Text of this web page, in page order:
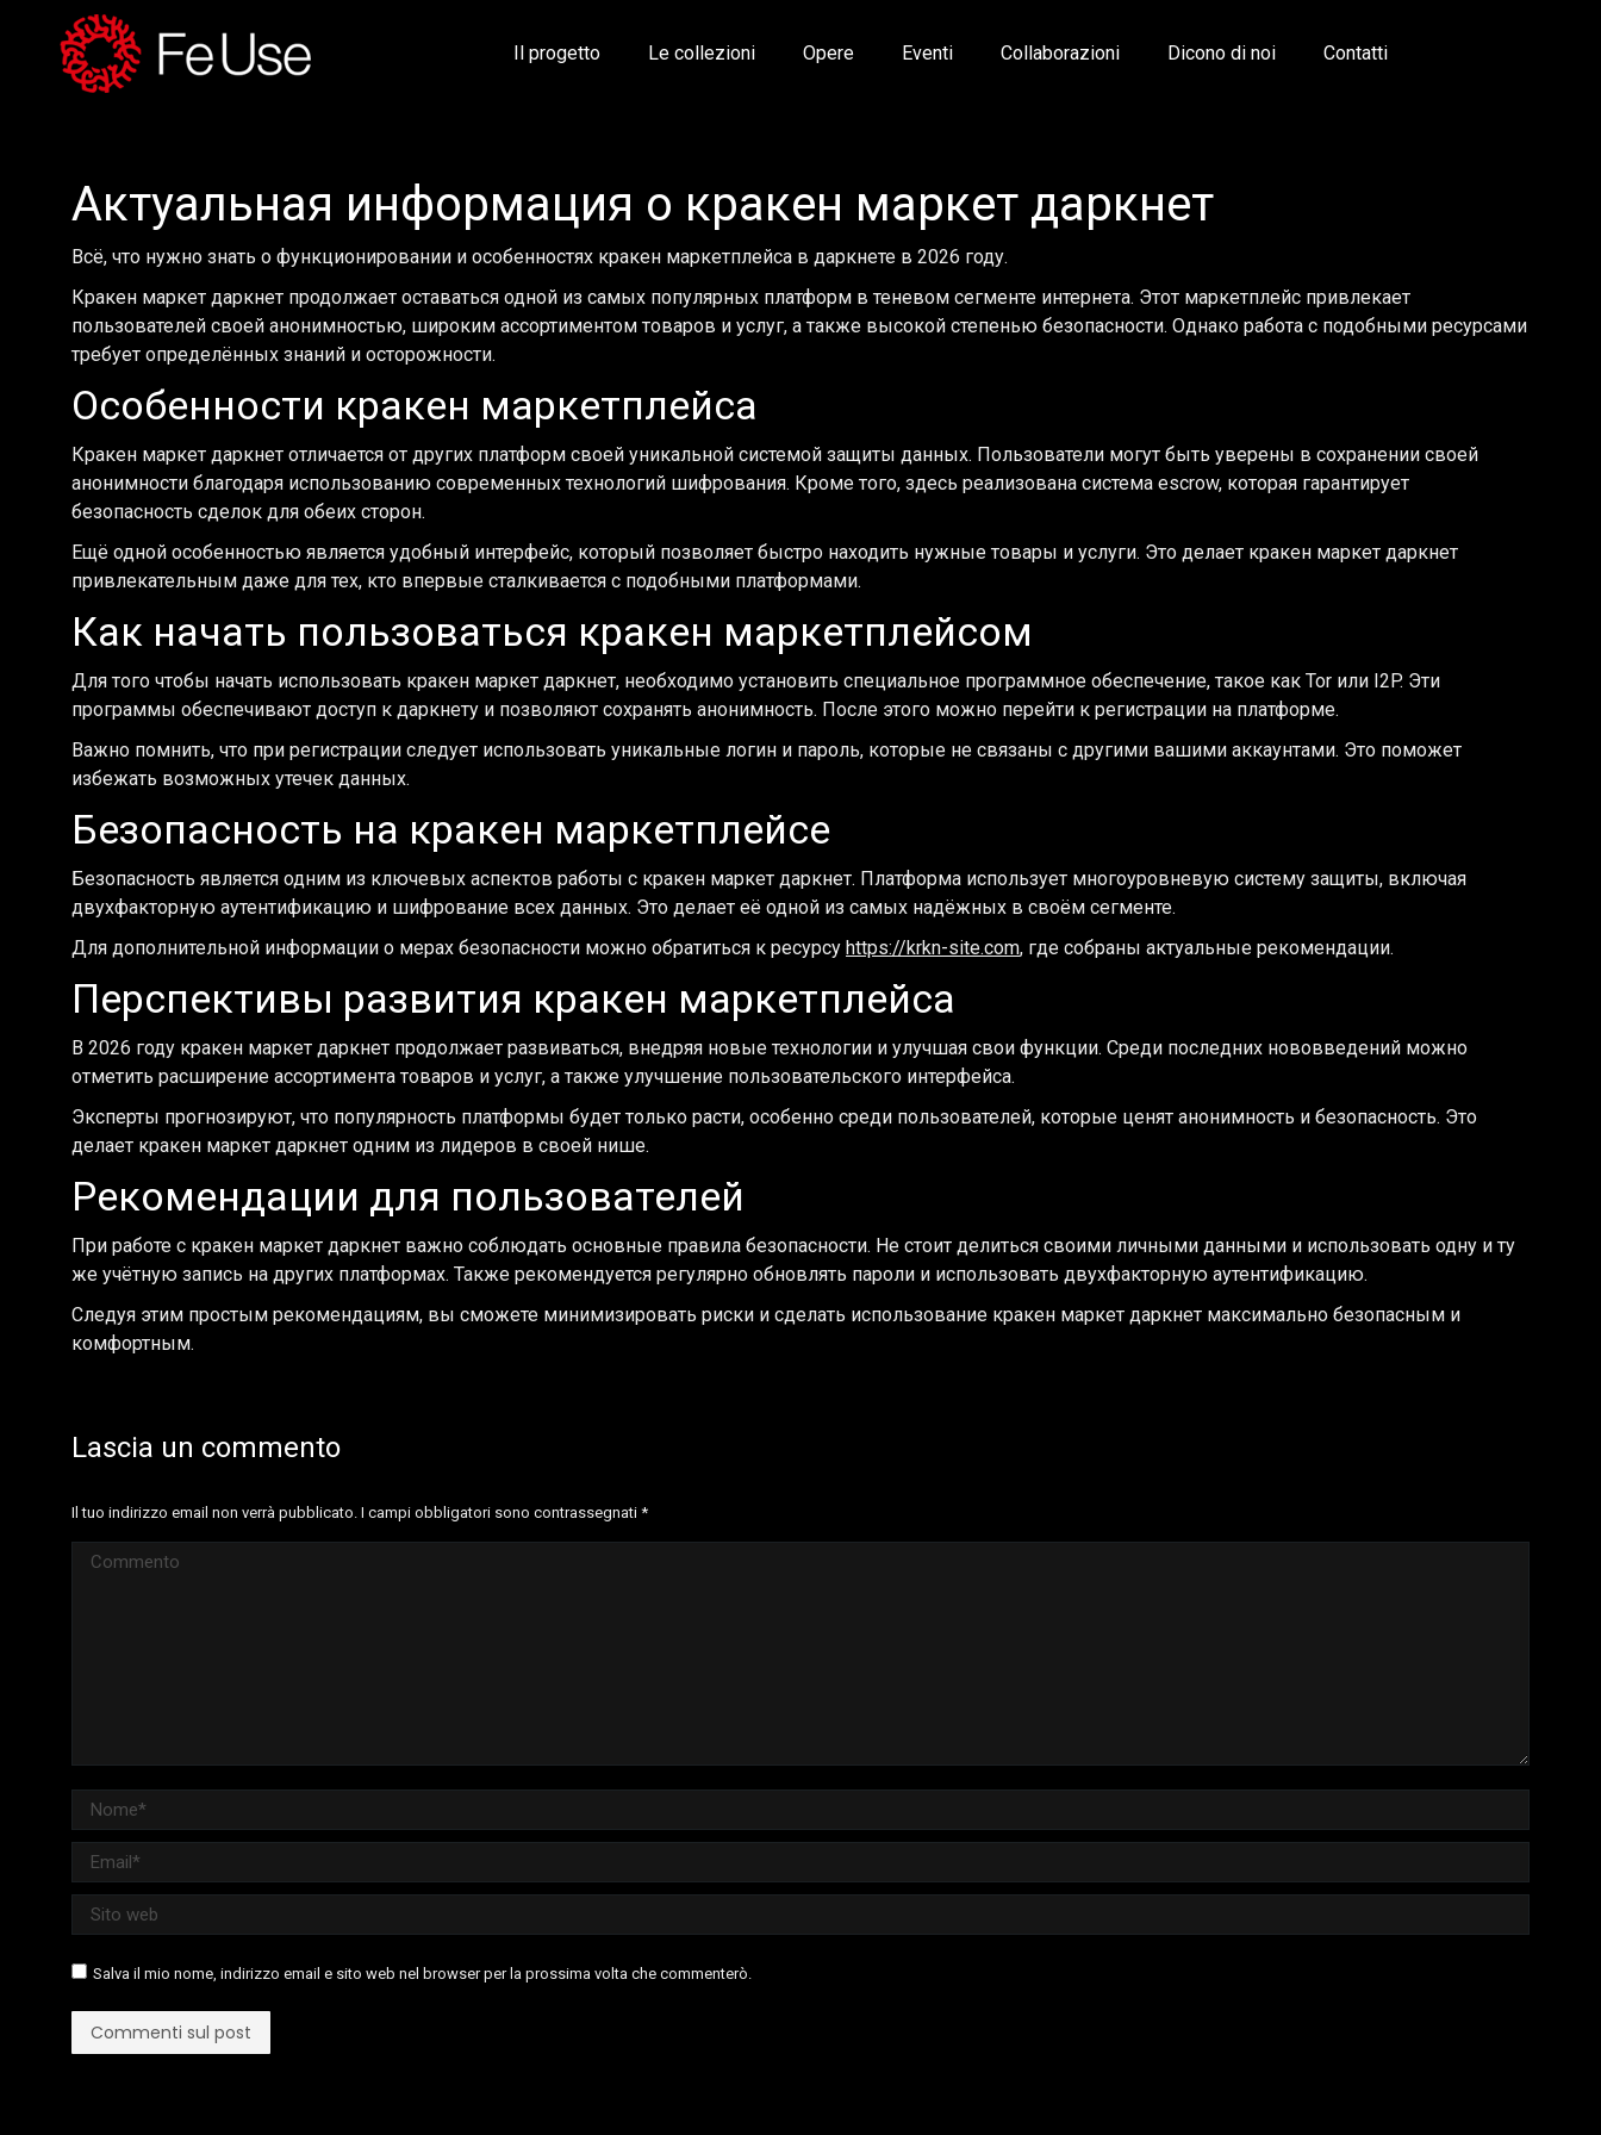
Il progetto Le collezioni Opere Eventi Collaborazioni Dicono di noi Contatti
Актуальная информация о кракен маркет даркнет
Всё, что нужно знать о функционировании и особенностях кракен маркетплейса в даркнете в 2026 году.
Кракен маркет даркнет продолжает оставаться одной из самых популярных платформ в теневом сегменте интернета. Этот маркетплейс привлекает
пользователей своей анонимностью, широким ассортиментом товаров и услуг, а также высокой степенью безопасности. Однако работа с подобными ресурсами
требует определённых знаний и осторожности.
Особенности кракен маркетплейса
Кракен маркет даркнет отличается от других платформ своей уникальной системой защиты данных. Пользователи могут быть уверены в сохранении своей
анонимности благодаря использованию современных технологий шифрования. Кроме того, здесь реализована система escrow, которая гарантирует
безопасность сделок для обеих сторон.
Ещё одной особенностью является удобный интерфейс, который позволяет быстро находить нужные товары и услуги. Это делает кракен маркет даркнет
привлекательным даже для тех, кто впервые сталкивается с подобными платформами.
Как начать пользоваться кракен маркетплейсом
Для того чтобы начать использовать кракен маркет даркнет, необходимо установить специальное программное обеспечение, такое как Tor или I2P. Эти
программы обеспечивают доступ к даркнету и позволяют сохранять анонимность. После этого можно перейти к регистрации на платформе.
Важно помнить, что при регистрации следует использовать уникальные логин и пароль, которые не связаны с другими вашими аккаунтами. Это поможет
избежать возможных утечек данных.
Безопасность на кракен маркетплейсе
Безопасность является одним из ключевых аспектов работы с кракен маркет даркнет. Платформа использует многоуровневую систему защиты, включая
двухфакторную аутентификацию и шифрование всех данных. Это делает её одной из самых надёжных в своём сегменте.
Для дополнительной информации о мерах безопасности можно обратиться к ресурсу https://krkn-site.com, где собраны актуальные рекомендации.
Перспективы развития кракен маркетплейса
В 2026 году кракен маркет даркнет продолжает развиваться, внедряя новые технологии и улучшая свои функции. Среди последних нововведений можно
отметить расширение ассортимента товаров и услуг, а также улучшение пользовательского интерфейса.
Эксперты прогнозируют, что популярность платформы будет только расти, особенно среди пользователей, которые ценят анонимность и безопасность. Это
делает кракен маркет даркнет одним из лидеров в своей нише.
Рекомендации для пользователей
При работе с кракен маркет даркнет важно соблюдать основные правила безопасности. Не стоит делиться своими личными данными и использовать одну и ту
же учётную запись на других платформах. Также рекомендуется регулярно обновлять пароли и использовать двухфакторную аутентификацию.
Следуя этим простым рекомендациям, вы сможете минимизировать риски и сделать использование кракен маркет даркнет максимально безопасным и
комфортным.
Lascia un commento
Il tuo indirizzo email non verrà pubblicato. I campi obbligatori sono contrassegnati *
Commento
Nome *
Email *
Sito web
Salva il mio nome, indirizzo email e sito web nel browser per la prossima volta che commenterò.
Commenti sul post